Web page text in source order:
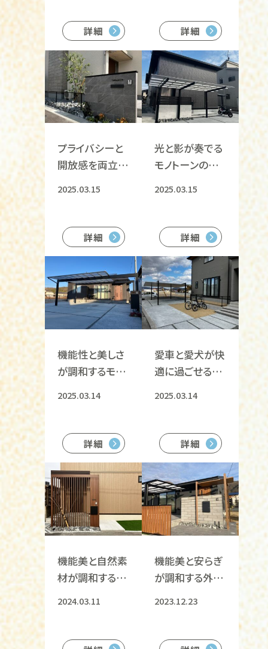
詳細 詳細
プライバシーと
開放感を両立し
2025.03.15
詳細
光と影が奏でる
モノトーンの調
2025.03.15
詳細
機能性と美しさ
が調和するモダ
2025.03.14
詳細
愛車と愛犬が快
適に過ごせる理
2025.03.14
詳細
機能美と自然素
材が調和する安
2024.03.11
機能美と安らぎ
が調和する外構
2023.12.23